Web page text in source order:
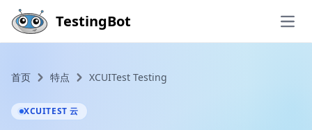
Skip to main content
TestingBot
首页 特点 XCUITest Testing
XCUITEST 云